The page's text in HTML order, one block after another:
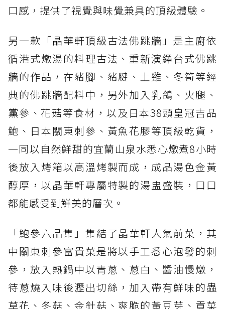
口感，提供了視覺與味覺兼具的頂級體驗。
另一款「晶華軒頂級古法佛跳牆」是主廚依
循港式燉湯的料理古法、重新演繹台式佛跳
牆的作品，在豬腳、豬腱、土雞、冬筍等經
典的佛跳牆配料中，另外加入乳鴿、火腿、
黨參、花菇等食材，以及日本38頭皇冠吉品
鮑、日本關東刺參、黃魚花膠等頂級乾貨，
一同以自然鮮甜的宜蘭山泉水悉心燉煮8小時
後放入烤箱以高溫烤製而成，成品湯色金黃
醇厚，以晶華軒專屬特製的湯盅盛裝，口口
都能感受到鮮美的層次。
「鮑參六品集」集結了晶華軒人氣前菜，其
中關東刺參富貴菜是將以手工悉心泡發的刺
參，放入熱鍋中以青蔥、蔥白、醬油慢燉，
待蔥燒入味後瀝出切絲，加入帶有鮮味的蟲
草花、冬菇、金針菇、爽脆的黃豆芽、貢菜